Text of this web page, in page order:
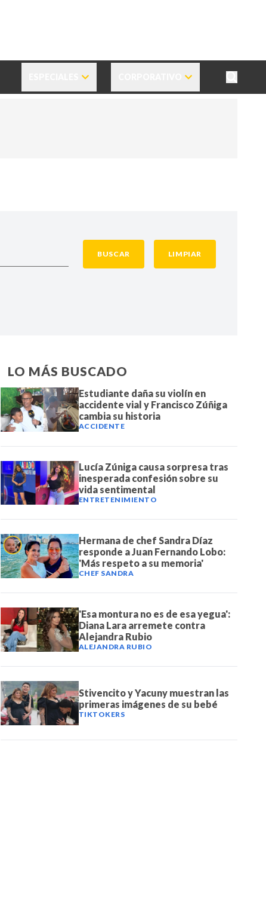
BUSCAR LIMPIAR
LO MÁS BUSCADO
Estudiante daña su violín en
accidente vial y Francisco Zúñiga
cambia su historia
ACCIDENTE
Lucía Zúniga causa sorpresa tras
inesperada confesión sobre su
vida sentimental
ENTRETENIMIENTO
Hermana de chef Sandra Díaz
responde a Juan Fernando Lobo:
'Más respeto a su memoria'
CHEF SANDRA
'Esa montura no es de esa yegua':
Diana Lara arremete contra
Alejandra Rubio
ALEJANDRA RUBIO
Stivencito y Yacuny muestran las
primeras imágenes de su bebé
TIKTOKERS